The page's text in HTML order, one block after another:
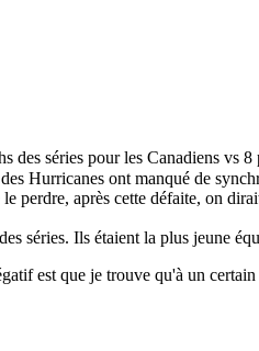
des séries pour les Canadiens vs
Hurricanes ont manqué de
perdre, après cette défaite, on
séries. Ils étaient la plus jeune
est que je trouve qu'à un